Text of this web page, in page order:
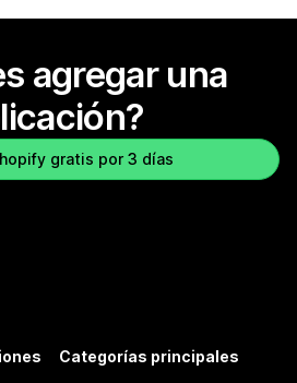
agregar una
gratis por 3 días
Categorías principales